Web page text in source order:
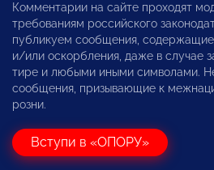
Комментарии на сайте проходят
требованиям российского
публикуем сообщения,
и/или оскорбления, даже в случае
тире и любыми иными символами.
сообщения, призывающие к
розни.
Вступи в «ОПОРУ»